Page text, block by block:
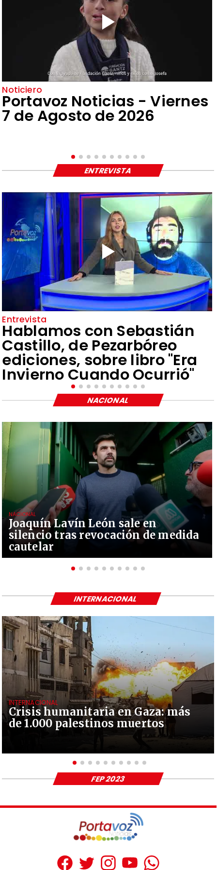
Noticiero
Portavoz Noticias - Viernes
7 de Agosto de 2026
Entrevista
Hablamos con Sebastián
Castillo, de Pezarbóreo
ediciones, sobre libro "Era
Invierno Cuando Ocurrió"
ENTREVISTA
Joaquín Lavín León sale en
silencio tras revocación de medida
cautelar
NACIONAL
NACIONAL
Crisis humanitaria en Gaza: más
de 1.000 palestinos muertos
INTERNACIONAL
INTERNACIONAL
FEP 2023